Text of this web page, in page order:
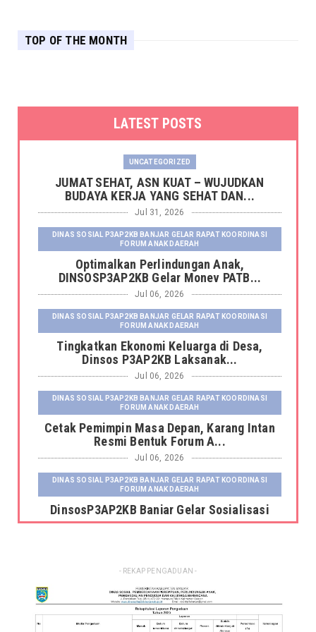
TOP OF THE MONTH
LATEST POSTS
UNCATEGORIZED
JUMAT SEHAT, ASN KUAT – WUJUDKAN
BUDAYA KERJA YANG SEHAT DAN...
Jul 31, 2026
DINAS SOSIAL P3AP2KB BANJAR GELAR RAPAT KOORDINASI
FORUM ANAK DAERAH
Optimalkan Perlindungan Anak,
DINSOSP3AP2KB Gelar Monev PATB...
Jul 06, 2026
DINAS SOSIAL P3AP2KB BANJAR GELAR RAPAT KOORDINASI
FORUM ANAK DAERAH
Tingkatkan Ekonomi Keluarga di Desa,
Dinsos P3AP2KB Laksanak...
Jul 06, 2026
DINAS SOSIAL P3AP2KB BANJAR GELAR RAPAT KOORDINASI
FORUM ANAK DAERAH
Cetak Pemimpin Masa Depan, Karang Intan
Resmi Bentuk Forum A...
Jul 06, 2026
DINAS SOSIAL P3AP2KB BANJAR GELAR RAPAT KOORDINASI
FORUM ANAK DAERAH
DinsosP3AP2KB Banjar Gelar Sosialisasi
Pemutakhiran dan Pemb...
FORUM ANAK DAERAH
Kepala Dinas Sosial P3AP2KB Kabupaten
Banjar Serahkan Fasili...
Jun 23, 2026
- REKAP PENGADUAN -